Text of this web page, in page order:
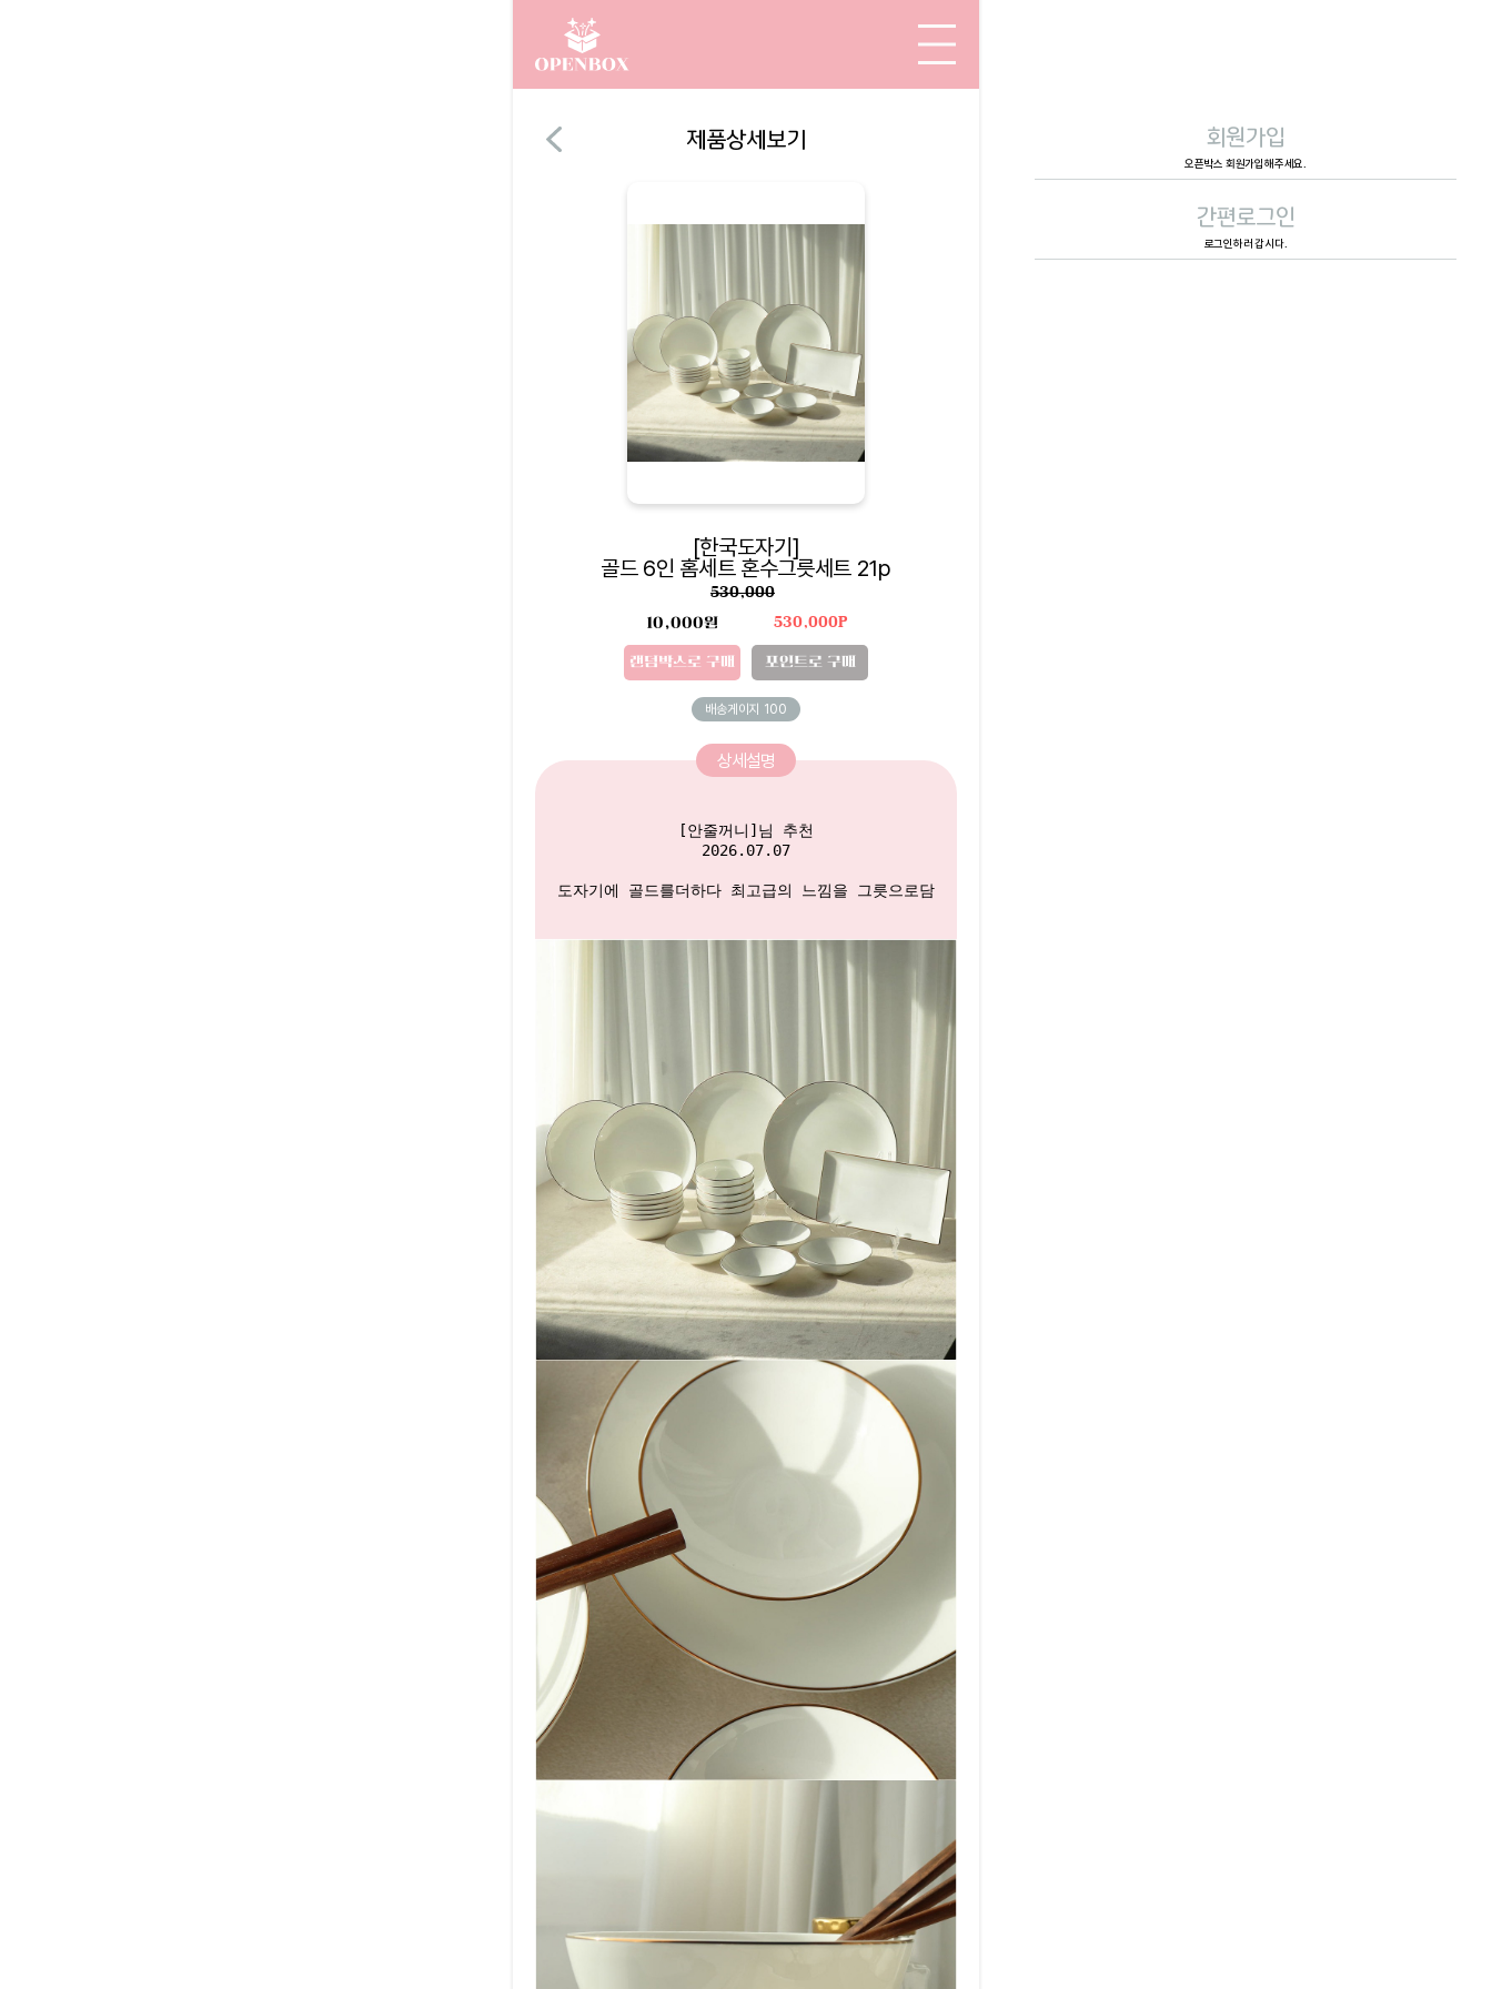
회원가입
오픈박스 회원가입해주세요.
간편로그인
로그인하러 갑시다.
제품상세보기
[한국도자기]
골드 6인 홈세트 혼수그릇세트 21p
530,000
10,000원
랜덤박스로 구매
530,000P
포인트로 구매
배송게이지 100
상세설명
[안줄꺼니]님 추천
2026.07.07
도자기에 골드를더하다 최고급의 느낌을 그릇으로담아냈어용